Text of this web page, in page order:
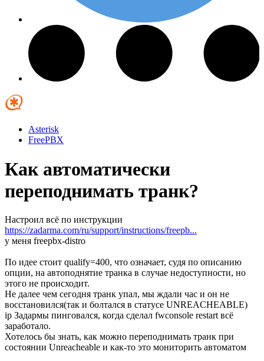
Asterisk
FreePBX
Как автоматически
переподнимать транк?
Настроил всё по инструкции
https://zadarma.com/ru/support/instructions/freepb...
у меня freepbx-distro
По идее стоит qualify=400, что означает, судя по описанию
опции, на автоподнятие транка в случае недоступности, но
этого не происходит.
Не далее чем сегодня транк упал, мы ждали час и он не
восстановился(так и болтался в статусе UNREACHEABLE)
ip Задармы пинговался, когда сделал fwconsole restart всё
заработало.
Хотелось бы знать, как можно переподнимать транк при
состоянии Unreacheable и как-то это мониторить автоматом